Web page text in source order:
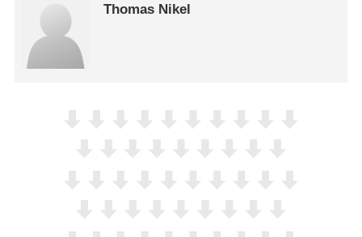
Thomas Nikel